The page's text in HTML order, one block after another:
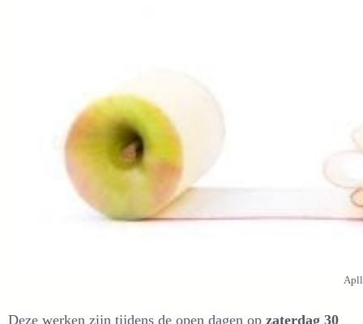
Deze werken zijn tijdens de open dagen op zaterdag 30